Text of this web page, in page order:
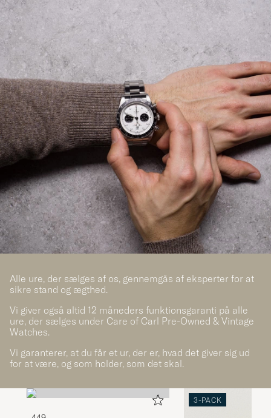
Alle ure, der sælges af os, gennemgås af eksperter for at
sikre stand og ægthed.
Vi giver også altid 12 måneders funktionsgaranti på alle
ure, der sælges under Care of Carl Pre-Owned & Vintage
Watches.
Vi garanterer, at du får et ur, der er, hvad det giver sig ud
for at være, og som holder, som det skal.
3-PACK